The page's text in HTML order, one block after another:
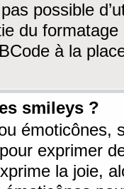
possible
du
à la
smileys ?
émoticônes,
exprimer
la joie,